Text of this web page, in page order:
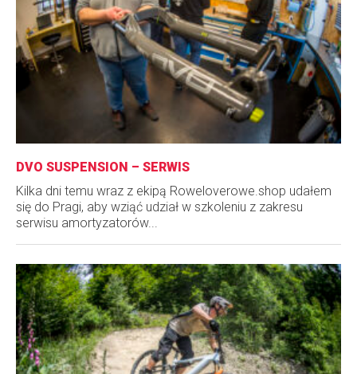
DVO SUSPENSION – SERWIS
Kilka dni temu wraz z ekipą Roweloverowe.shop udałem
się do Pragi, aby wziąć udział w szkoleniu z zakresu
serwisu amortyzatorów...